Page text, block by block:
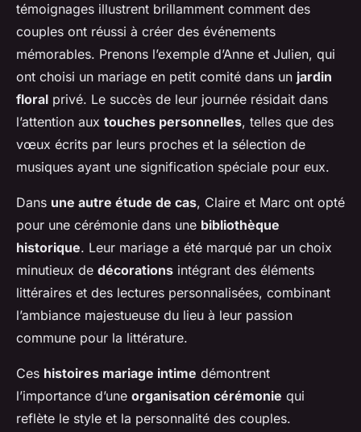
témoignages illustrent brillamment comment des
couples ont réussi à créer des événements
mémorables. Prenons l’exemple d’Anne et Julien, qui
ont choisi un mariage en petit comité dans un jardin
floral privé. Le succès de leur journée résidait dans
l’attention aux touches personnelles, telles que des
vœux écrits par leurs proches et la sélection de
musiques ayant une signification spéciale pour eux.
Dans une autre étude de cas, Claire et Marc ont opté
pour une cérémonie dans une bibliothèque
historique. Leur mariage a été marqué par un choix
minutieux de décorations intégrant des éléments
littéraires et des lectures personnalisées, combinant
l’ambiance majestueuse du lieu à leur passion
commune pour la littérature.
Ces histoires mariage intime démontrent
l’importance d’une organisation cérémonie qui
reflète le style et la personnalité des couples.